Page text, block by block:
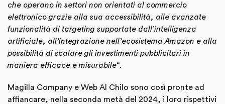
che operano in settori non orientati al commercio
elettronico grazie alla sua accessibilità, alle avanzate
funzionalità di targeting supportate dall’intelligenza
artificiale, all’integrazione nell’ecosistema Amazon e alla
possibilità di scalare gli investimenti pubblicitari in
maniera efficace e misurabile“.
Magilla Company e Web Al Chilo sono così pronte ad
affiancare, nella seconda metà del 2024, i loro rispettivi